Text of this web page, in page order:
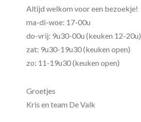
Altijd welkom voor een bezoekje!
ma-di-woe: 17-00u
do-vrij: 9u30-00u (keuken 12-20u)
zat: 9u30-19u30 (keuken open)
zo: 11-19u30 (keuken open)
Groetjes
Kris en team De Valk